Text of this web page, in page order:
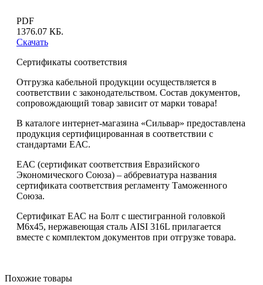
PDF
1376.07 КБ.
Скачать
Сертификаты соответствия
Отгрузка кабельной продукции осуществляется в
соответствии с законодательством. Состав документов,
сопровождающий товар зависит от марки товара!
В каталоге интернет-магазина «Сильвар» предоставлена
продукция сертифицированная в соответствии с
стандартами ЕАС.
ЕАС (сертификат соответствия Евразийского
Экономического Союза) – аббревиатура названия
сертификата соответствия регламенту Таможенного
Союза.
Сертификат ЕАС на Болт с шестигранной головкой
М6х45, нержавеющая сталь AISI 316L прилагается
вместе с комплектом документов при отгрузке товара.
Похожие товары